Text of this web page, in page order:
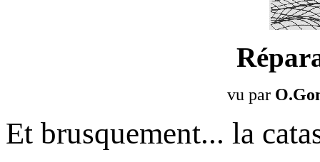
vu par
Et brusquement... la